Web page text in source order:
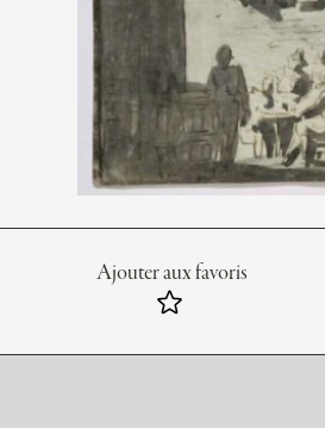
Ajouter aux favoris